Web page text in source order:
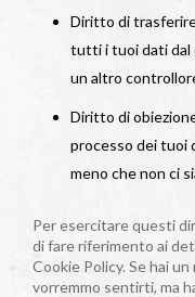
Diritto di
tutti i tuoi dati dal
un altro
Diritto di
processo dei tuoi
meno che non ci
Per esercitare questi
di fare riferimento ai
Cookie Policy. Se hai
vorremmo sentirti, ma